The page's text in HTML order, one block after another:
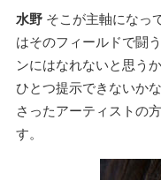
水野 そこが主軸になっ
はそのフィールドで闘
ンにはなれないと思う
ひとつ提示できないか
さったアーティストの
す。